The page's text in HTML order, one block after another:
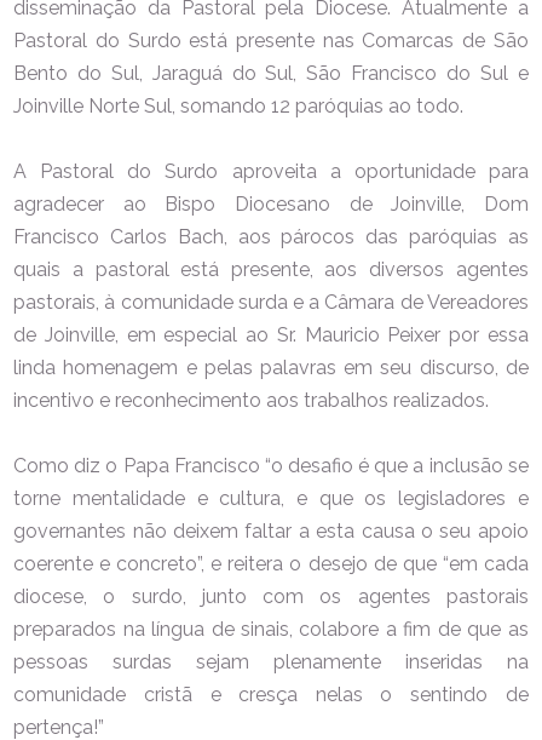
disseminação da Pastoral pela Diocese. Atualmente a
Pastoral do Surdo está presente nas Comarcas de São
Bento do Sul, Jaraguá do Sul, São Francisco do Sul e
Joinville Norte Sul, somando 12 paróquias ao todo.
A Pastoral do Surdo aproveita a oportunidade para
agradecer ao Bispo Diocesano de Joinville, Dom
Francisco Carlos Bach, aos párocos das paróquias as
quais a pastoral está presente, aos diversos agentes
pastorais, à comunidade surda e a Câmara de Vereadores
de Joinville, em especial ao Sr. Mauricio Peixer por essa
linda homenagem e pelas palavras em seu discurso, de
incentivo e reconhecimento aos trabalhos realizados.
Como diz o Papa Francisco “o desafio é que a inclusão se
torne mentalidade e cultura, e que os legisladores e
governantes não deixem faltar a esta causa o seu apoio
coerente e concreto”, e reitera o desejo de que “em cada
diocese, o surdo, junto com os agentes pastorais
preparados na língua de sinais, colabore a fim de que as
pessoas surdas sejam plenamente inseridas na
comunidade cristã e cresça nelas o sentindo de
pertença!”